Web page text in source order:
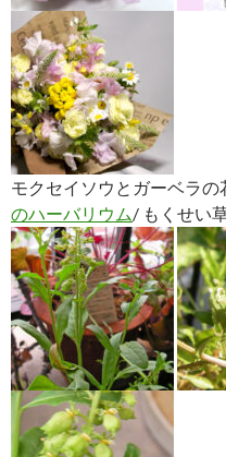
モクセイソウとガーベラ
のハーバリウム/ もくせい